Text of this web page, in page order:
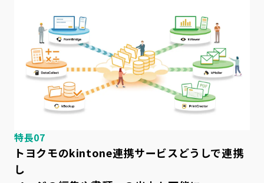
特長07
トヨクモのkintone連携サービスどうしで連携
し